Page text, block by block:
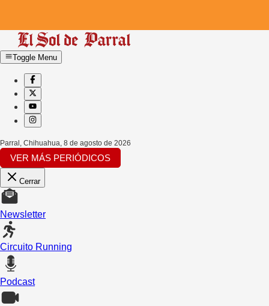
Toggle Menu
Parral, Chihuahua 8 de agosto de 2026
VER MÁS PERIÓDICOS
Cerrar
Newsletter
Circuito Running
Podcast